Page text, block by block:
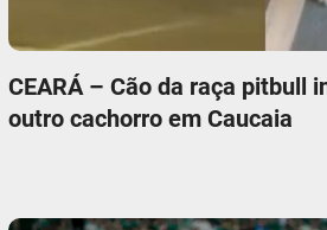
CEARÁ – Cão da raça pitbull
outro cachorro em Caucaia